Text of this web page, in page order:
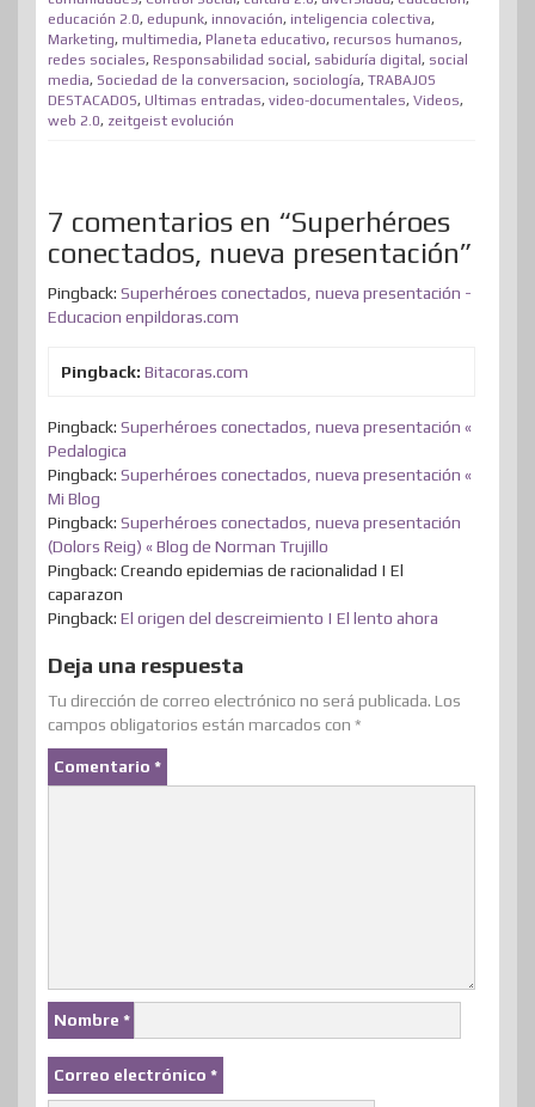
r
o
k
I
n
e
s
t
e
o
n
p
p
r
i
educación 2.0, edupunk, innovación, inteligencia colectiva,
Marketing, multimedia, Planeta educativo, recursos humanos,
redes sociales, Responsabilidad social, sabiduría digital, social
media, Sociedad de la conversacion, sociología, TRABAJOS
DESTACADOS, Ultimas entradas, video-documentales, Videos,
web 2.0, zeitgeist evolución
7 comentarios en “Superhéroes
conectados, nueva presentación”
Pingback: Superhéroes conectados, nueva presentación -
Educacion enpildoras.com
Pingback: Bitacoras.com
Pingback: Superhéroes conectados, nueva presentación «
Pedalogica
Pingback: Superhéroes conectados, nueva presentación «
Mi Blog
Pingback: Superhéroes conectados, nueva presentación
(Dolors Reig) « Blog de Norman Trujillo
Pingback: Creando epidemias de racionalidad | El
caparazon
Pingback: El origen del descreimiento | El lento ahora
Deja una respuesta
Tu dirección de correo electrónico no será publicada. Los
campos obligatorios están marcados con *
Comentario *
Nombre *
Correo electrónico *